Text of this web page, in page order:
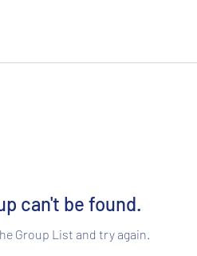
can't be found.
Group List and try again.